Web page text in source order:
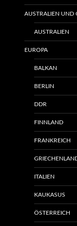
AUSTRALIEN UND
AUSTRALIEN
EUROPA
BALKAN
BERLIN
DDR
FINNLAND
FRANKREICH
ITALIEN
KAUKASUS
ÖSTERREICH